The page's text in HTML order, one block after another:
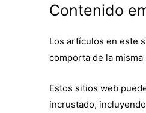
Contenido
Los artículos en este
comporta de la
Estos sitios web
incrustado,